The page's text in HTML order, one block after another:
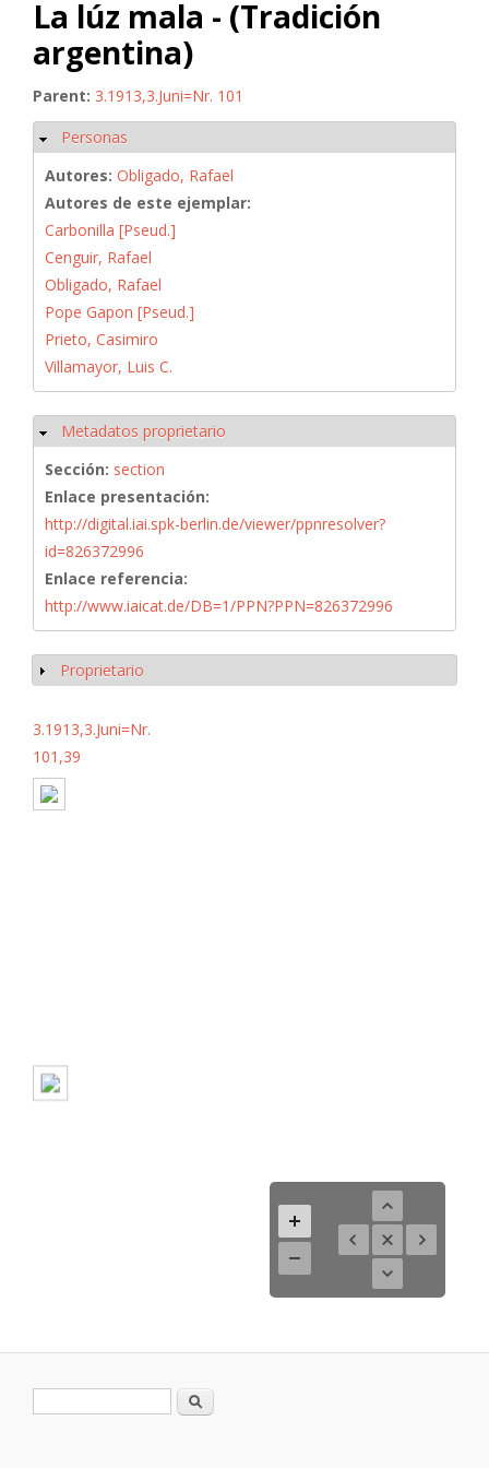
La lúz mala - (Tradición
argentina)
Parent: 3.1913,3.Juni=Nr. 101
Ocultar
Personas
Autores: Obligado, Rafael
Autores de este ejemplar:
Carbonilla [Pseud.]
Cenguir, Rafael
Obligado, Rafael
Pope Gapon [Pseud.]
Prieto, Casimiro
Villamayor, Luis C.
Ocultar
Metadatos proprietario
Sección: section
Enlace presentación:
http://digital.iai.spk-berlin.de/viewer/ppnresolver?
id=826372996
Enlace referencia:
http://www.iaicat.de/DB=1/PPN?PPN=826372996
Mostrar
Proprietario
3.1913,3.Juni=Nr.
101,39
Formulario de búsqueda
Buscar